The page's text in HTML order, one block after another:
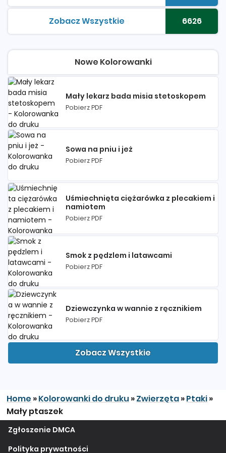
Zobacz Wszystkiekolorowanki do druku Liczba
6626
Nowe Kolorowanki
Mały lekarz bada misia stetoskopem
Pobierz PDF
Sowa na pniu i jeż
Pobierz PDF
Uśmiechnięta ciężarówka z plecakiem i
namiotem
Pobierz PDF
Smok z pędzlem i latawcami
Pobierz PDF
Dziewczynka w wannie z ręcznikiem
Pobierz PDF
Zobacz Wszystkie
Home »Kolorowanki do druku »Zwierzęta»Ptaki»
Mały ptaszek
Zgłoszenie DMCA
Polityka prywatności